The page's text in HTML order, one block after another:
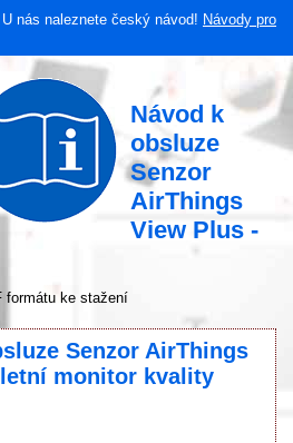
U nás naleznete český návod! Návody pro
Návod k
obsluze
Senzor
AirThings
View Plus -
formátu ke stažení
Senzor AirThings
monitor kvality